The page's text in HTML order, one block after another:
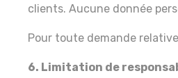
clients. Aucune donnée
Pour toute demande
6. Limitation de